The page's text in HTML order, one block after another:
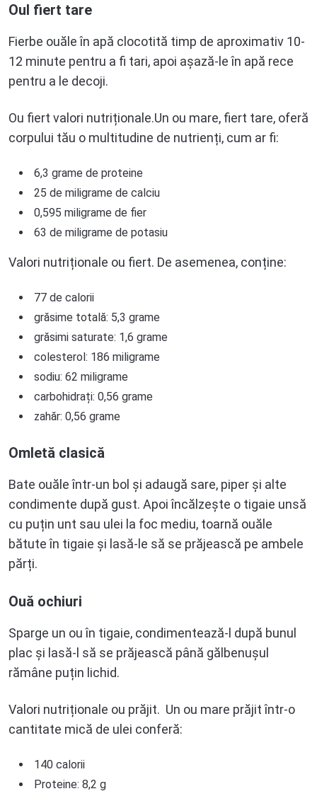
Oul fiert tare
Fierbe ouăle în apă clocotită timp de aproximativ 10-
12 minute pentru a fi tari, apoi așază-le în apă rece
pentru a le decoji.
Ou fiert valori nutriționale.Un ou mare, fiert tare, oferă
corpului tău o multitudine de nutrienți, cum ar fi:
6,3 grame de proteine
25 de miligrame de calciu
0,595 miligrame de fier
63 de miligrame de potasiu
Valori nutriționale ou fiert. De asemenea, conține:
77 de calorii
grăsime totală: 5,3 grame
grăsimi saturate: 1,6 grame
colesterol: 186 miligrame
sodiu: 62 miligrame
carbohidrați: 0,56 grame
zahăr: 0,56 grame
Omletă clasică
Bate ouăle într-un bol și adaugă sare, piper și alte
condimente după gust. Apoi încălzește o tigaie unsă
cu puțin unt sau ulei la foc mediu, toarnă ouăle
bătute în tigaie și lasă-le să se prăjească pe ambele
părți.
Ouă ochiuri
Sparge un ou în tigaie, condimentează-l după bunul
plac și lasă-l să se prăjească până gălbenușul
rămâne puțin lichid.
Valori nutriționale ou prăjit. Un ou mare prăjit într-o
cantitate mică de ulei conferă:
140 calorii
Proteine: ​​8,2 g